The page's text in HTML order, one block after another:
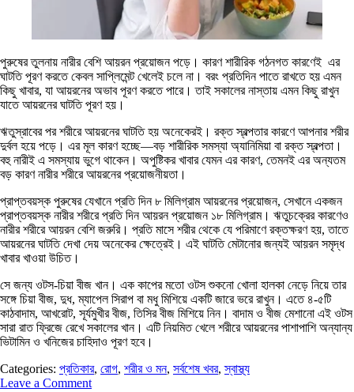
পুরুষের তুলনায় নারীর বেশি আয়রন প্রয়োজন পড়ে। কারণ শারীরিক গঠনগত কারণেই এর
ঘাটতি পূরণ করতে কেবল সাপ্লিমেন্ট খেলেই চলে না। বরং প্রতিদিন পাতে রাখতে হয় এমন
কিছু খাবার, যা আয়রনের অভাব পূরণ করতে পারে। তাই সকালের নাস্তায় এমন কিছু রাখুন
যাতে আয়রনের ঘাটতি পূরণ হয়।
ঋতুস্রাবের পর শরীরে আয়রনের ঘাটতি হয় অনেকেরই। রক্ত স্বল্পতার কারণে আপনার শরীর
দুর্বল হয়ে পড়ে। এর মূল কারণ হচ্ছে—বড় শারীরিক সমস্যা অ্যানিমিয়া বা রক্ত স্বল্পতা।
বহু নারীই এ সমস্যায় ভুগে থাকেন। অপুষ্টিকর খাবার যেমন এর কারণ, তেমনই এর অন্যতম
বড় কারণ নারীর শরীরে আয়রনের প্রয়োজনীয়তা।
প্রাপ্তবয়স্ক পুরুষের যেখানে প্রতি দিন ৮ মিলিগ্রাম আয়রনের প্রয়োজন, সেখানে একজন
প্রাপ্তবয়স্ক নারীর শরীরে প্রতি দিন আয়রন প্রয়োজন ১৮ মিলিগ্রাম। ঋতুচক্রের কারণেও
নারীর শরীরে আয়রন বেশি জরুরি। প্রতি মাসে শরীর থেকে যে পরিমাণে রক্তক্ষরণ হয়, তাতে
আয়রনের ঘাটতি দেখা দেয় অনেকের ক্ষেত্রেই। এই ঘাটতি মেটানোর জন্যই আয়রন সমৃদ্ধ
খাবার খাওয়া উচিত।
সে জন্য ওটস-চিয়া বীজ খান। এক কাপের মতো ওটস শুকনো খোলা হালকা নেড়ে নিয়ে তার
সঙ্গে চিয়া বীজ, দুধ, ম্যাপেল সিরাপ বা মধু মিশিয়ে একটি জারে ভরে রাখুন। এতে ৪-৫টি
কাঠবাদাম, আখরোট, সূর্যমুখীর বীজ, তিসির বীজ মিশিয়ে নিন। বাদাম ও বীজ মেশানো এই ওটস
সারা রাত ফ্রিজে রেখে সকালের খান। এটি নিয়মিত খেলে শরীরে আয়রনের পাশাপাশি অন্যান্য
ভিটামিন ও খনিজের চাহিদাও পূরণ হবে।
Categories: প্রতিকার, রোগ, শরীর ও মন, সর্বশেষ খবর,স্বাস্থ্য
Leave a Comment